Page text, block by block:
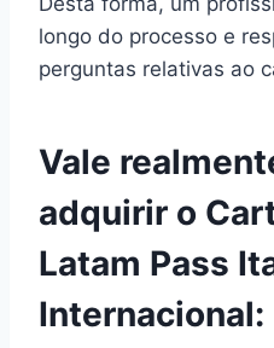
longo do processo e
perguntas relativas ao
Vale
adquirir o
Latam Pass
Internacional: